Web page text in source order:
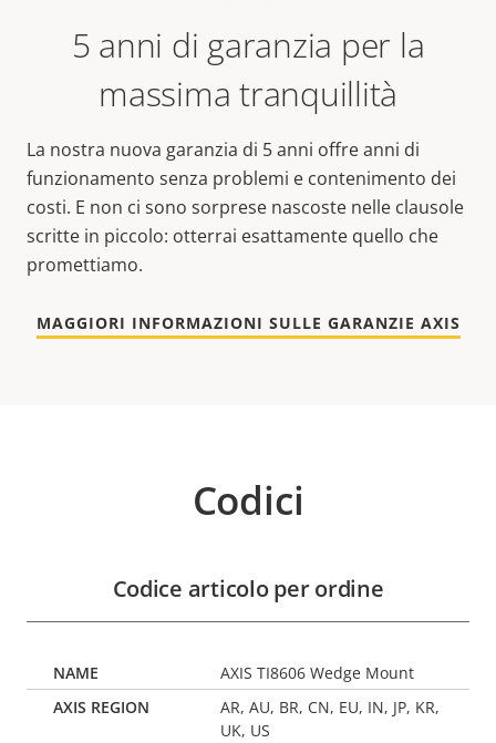
5 anni di garanzia per la
massima tranquillità
La nostra nuova garanzia di 5 anni offre anni di
funzionamento senza problemi e contenimento dei
costi. E non ci sono sorprese nascoste nelle clausole
scritte in piccolo: otterrai esattamente quello che
promettiamo.
MAGGIORI INFORMAZIONI SULLE GARANZIE AXIS
Codici
Codice articolo per ordine
AXIS TI8606 Wedge Mount
AR, AU, BR, CN, EU, IN, JP, KR,
UK, US